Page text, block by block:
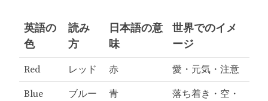
英語の
色
読み
方
日本語の意
味
世界でのイメ
ージ
Red レッド 赤 愛・元気・注意
Blue ブルー 青
落ち着き・空・